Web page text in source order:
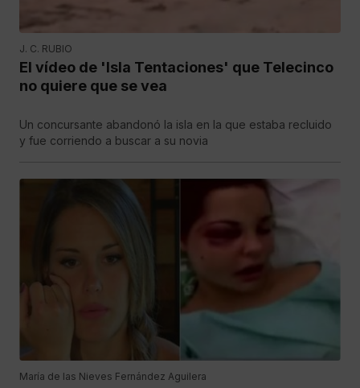
J. C. RUBIO
El vídeo de 'Isla Tentaciones' que Telecinco
no quiere que se vea
Un concursante abandonó la isla en la que estaba recluido
y fue corriendo a buscar a su novia
María de las Nieves Fernández Aguilera